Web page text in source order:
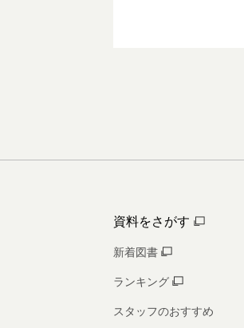
資料をさがす
新着図書
ランキング
スタッフのおすすめ